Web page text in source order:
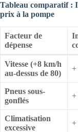
Tableau comparatif :
prix à la pompe
Facteur de
dépense
Vitesse (+8 km/h
au-dessus de 80)
+
Pneus sous-
gonflés
+
Climatisation
excessive
+